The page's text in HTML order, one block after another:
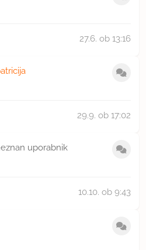
27.6. ob 13:16
29.9. ob 17:02
uporabnik
10.10. ob 9:43